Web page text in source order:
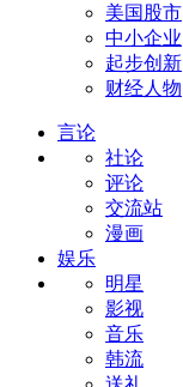
美国股市
中小企业
起步创新
财经人物
言论
社论
评论
交流站
漫画
娱乐
明星
影视
音乐
韩流